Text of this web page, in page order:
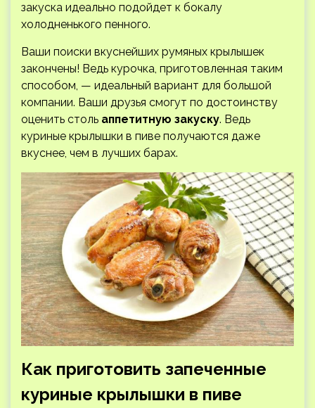
закуска идеально подойдет к бокалу
холодненького пенного.
Ваши поиски вкуснейших румяных крылышек
закончены! Ведь курочка, приготовленная таким
способом, — идеальный вариант для большой
компании. Ваши друзья смогут по достоинству
оценить столь аппетитную закуску. Ведь
куриные крылышки в пиве получаются даже
вкуснее, чем в лучших барах.
Как приготовить запеченные
куриные крылышки в пиве